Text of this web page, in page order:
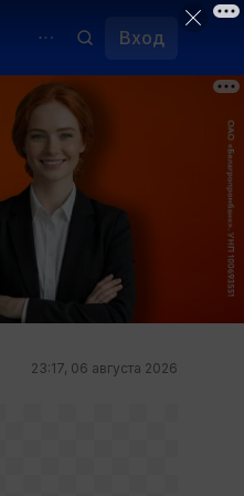
Вход
23:17, 06 августа 2026